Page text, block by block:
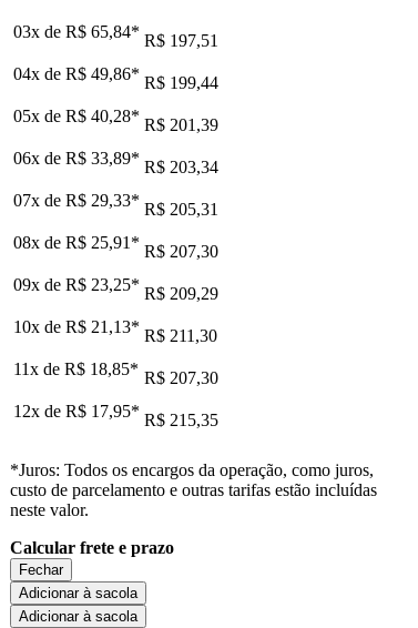
03x de R$ 65,84* R$ 197,51
04x de R$ 49,86* R$ 199,44
05x de R$ 40,28* R$ 201,39
06x de R$ 33,89* R$ 203,34
07x de R$ 29,33* R$ 205,31
08x de R$ 25,91 * R$ 207,30
09x de R$ 23,25* R$ 209,29
10x de R$ 21,13* R$ 211,30
11x de R$ 18,85* R$ 207,30
12x de R$ 17,95* R$ 215,35
*Juros: Todos os encargos da operação, como juros,
custo de parcelamento e outras tarifas estão incluídas
neste valor.
Calcular frete e prazo
Fechar
Adicionar à sacola
Adicionar à sacola